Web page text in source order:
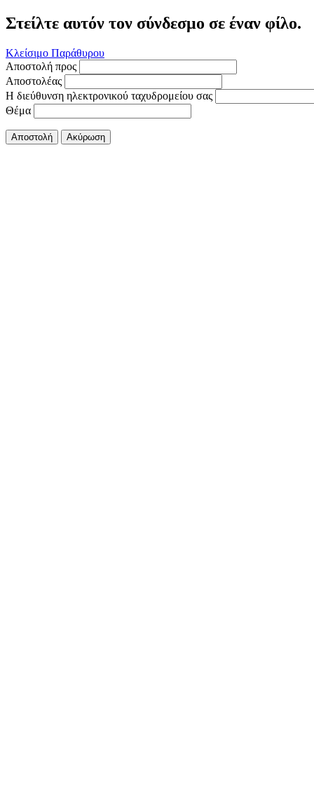
Στείλτε αυτόν τον σύνδεσμο σε έναν φίλο.
Κλείσιμο Παράθυρου
Αποστολή προς
Αποστολέας
Η διεύθυνση ηλεκτρονικού ταχυδρομείου σας
Θέμα
Αποστολή Ακύρωση